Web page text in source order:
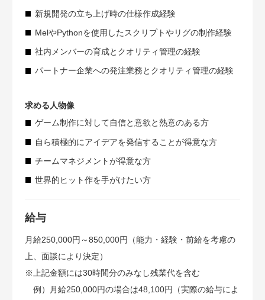
新規開発の立ち上げ時の仕様作成経験
MelやPythonを使用したスクリプトやリグの制作経験
社内メンバーの育成とクオリティ管理の経験
パートナー企業への発注業務とクオリティ管理の経験
求める人物像
ゲーム制作に対して自信と意欲と熱意のある方
自ら積極的にアイデアを発信することが得意な方
チームマネジメントが得意な方
世界的ヒット作を手がけたい方
給与
月給250,000円～850,000円（能力・経験・前給を考慮の
上、面談により決定）
※上記金額には30時間分のみなし残業代を含む
例）月給250,000円の場合は48,100円（実際の給与によ